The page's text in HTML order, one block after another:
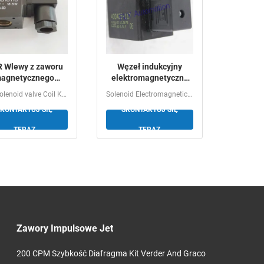
Wlewy z zaworu
GSR Solenoid valve Coil K0150310 DC24V 11W Ordering...
SIĘ
TERAZ
Węzeł indukcyjny
elektromagnetyczny
Solenoid Electromagnetic Induction Coil 400425205,...
SKONTAKTUJ SIĘ
TERAZ
Zawory Impulsowe Jet
200 CPM Szybkość Diafragma Kit Verder And Graco